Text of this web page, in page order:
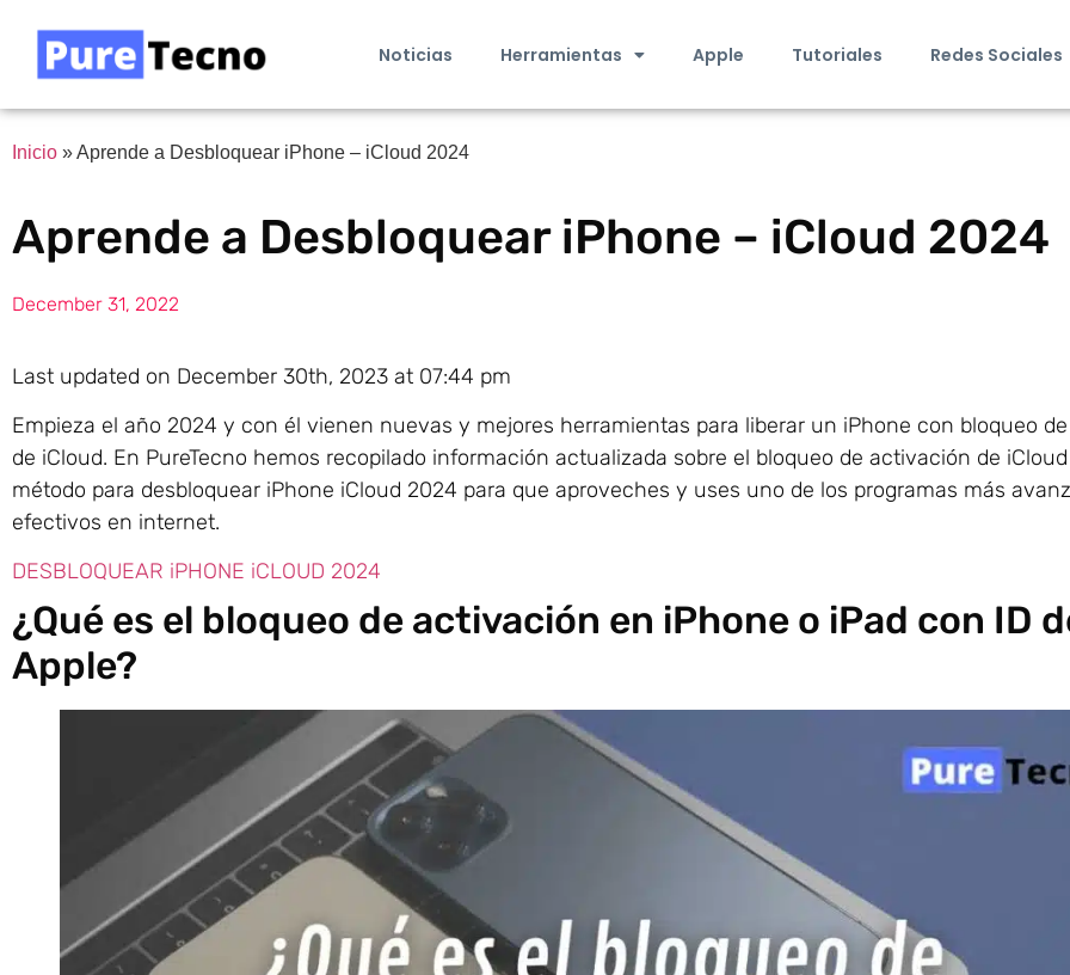
Noticias Herramientas Apple Tutoriales Redes Sociales
Inicio »Aprende a Desbloquear iPhone – iCloud 2024
Aprende a Desbloquear iPhone – iCloud 2024
December 31, 2022
Last updated on December 30th, 2023 at 07:44 pm
Empieza el año 2024 y con él vienen nuevas y mejores herramientas para liberar un iPhone con bloqueo
de iCloud. En PureTecno hemos recopilado información actualizada sobre el bloqueo de activación de
método para desbloquear iPhone iCloud 2024 para que aproveches y uses uno de los programas más
efectivos en internet.
DESBLOQUEAR iPHONE iCLOUD 2024
¿Qué es el bloqueo de activación en iPhone o iPad con ID
Apple?